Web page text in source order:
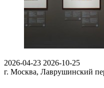
2026-04-23 2026-10-25
г. Москва, Лаврушинский